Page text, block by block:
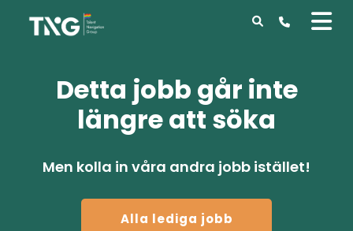
Detta jobb går inte
längre att söka
Men kolla in våra andra jobb istället!
Alla lediga jobb